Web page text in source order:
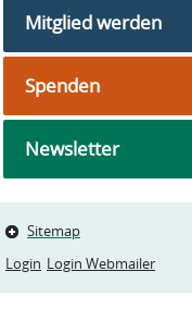
Mitglied werden
Spenden
Newsletter
Sitemap
Login Login Webmailer